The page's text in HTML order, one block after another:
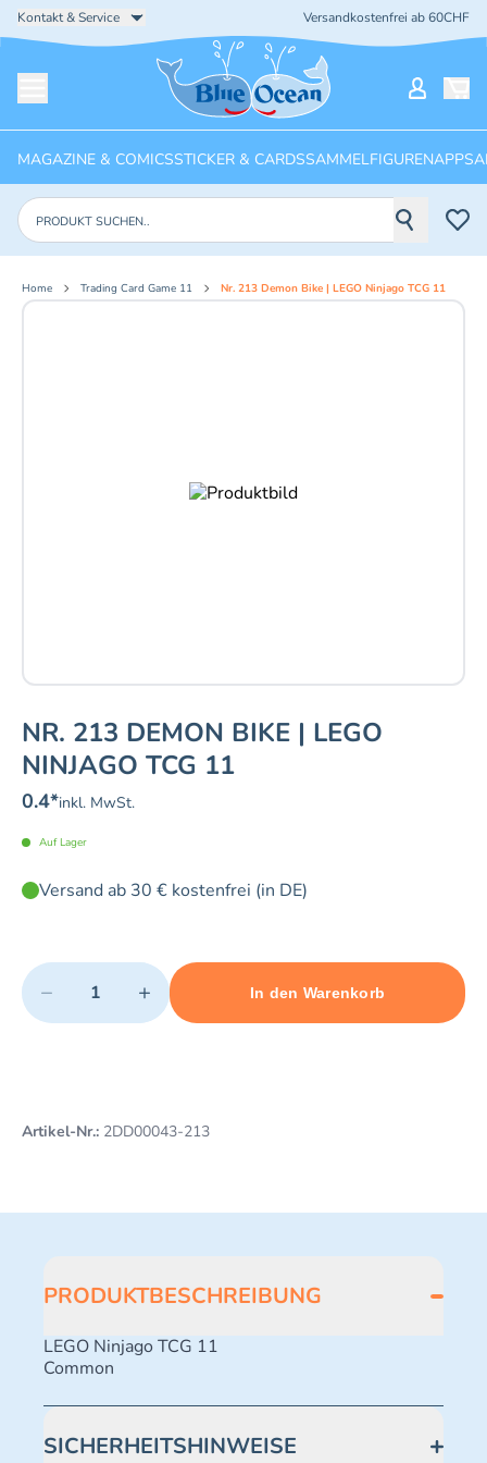
Kontakt & Service Versandkostenfrei ab 60CHF
Startseite
MAGAZINE & COMICSSTICKER & CARDSSAMMELFIGURENAPPS
Produkte suchen
Home Trading Card Game 11 Nr. 213 Demon Bike | LEGO Ninjago TCG 11
NR. 213 DEMON BIKE | LEGO
NINJAGO TCG 11
0.4*inkl. MwSt.
Auf Lager
Versand ab 30 € kostenfrei (in DE)
Quantity
− +
Minimum quantity: 1 Maximum quantity: 499
In den Warenkorb
Add 1 item to cart
Artikel-Nr.: 2DD00043-213
PRODUKTBESCHREIBUNG
LEGO Ninjago TCG 11
Common
SICHERHEITSHINWEISE